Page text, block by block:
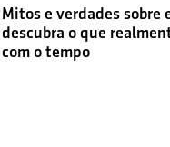
Mitos e verdades sobre
descubra o que
com o tempo